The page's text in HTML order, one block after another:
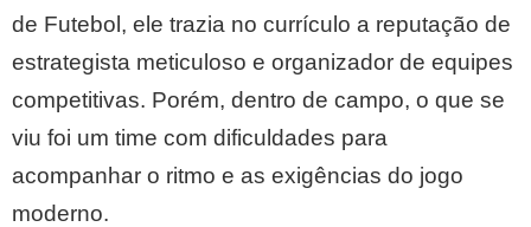
de Futebol, ele trazia no currículo a reputação de
estrategista meticuloso e organizador de equipes
competitivas. Porém, dentro de campo, o que se
viu foi um time com dificuldades para
acompanhar o ritmo e as exigências do jogo
moderno.